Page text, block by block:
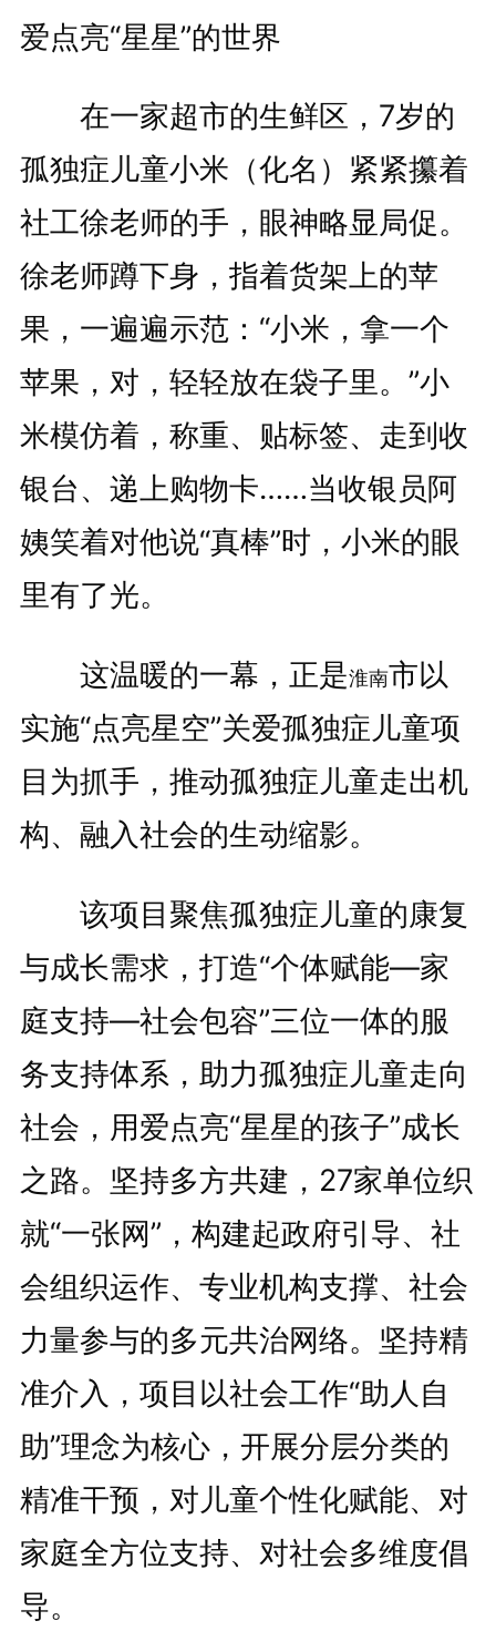
爱点亮“星星”的世界
在一家超市的生鲜区，7岁的
孤独症儿童小米（化名）紧紧攥着
社工徐老师的手，眼神略显局促。
徐老师蹲下身，指着货架上的苹
果，一遍遍示范：“小米，拿一个
苹果，对，轻轻放在袋子里。”小
米模仿着，称重、贴标签、走到收
银台、递上购物卡……当收银员阿
姨笑着对他说“真棒”时，小米的眼
里有了光。
这温暖的一幕，正是淮南市以
实施“点亮星空”关爱孤独症儿童项
目为抓手，推动孤独症儿童走出机
构、融入社会的生动缩影。
该项目聚焦孤独症儿童的康复
与成长需求，打造“个体赋能―家
庭支持―社会包容”三位一体的服
务支持体系，助力孤独症儿童走向
社会，用爱点亮“星星的孩子”成长
之路。坚持多方共建，27家单位织
就“一张网”，构建起政府引导、社
会组织运作、专业机构支撑、社会
力量参与的多元共治网络。坚持精
准介入，项目以社会工作“助人自
助”理念为核心，开展分层分类的
精准干预，对儿童个性化赋能、对
家庭全方位支持、对社会多维度倡
导。